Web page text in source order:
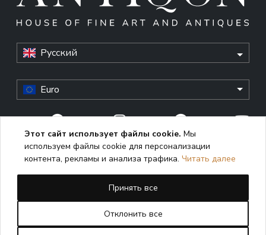
Русский
Euro
© Antiqon, 2026. All rights reserved. “Antiqon” and the
Antiqon logo are registered trademarks of Antiqonart.
Unauthorized use is strictly prohibited.
This website uses cookies to enhance user experience,
analyze performance, and ensure proper functioning. By
continuing to use this site, you consent to the use of cookies
in accordance with ourCookie Policy
Этот сайт использует файлы cookie. Мы
используем файлы cookie для персонализации
контента, рекламы и анализа трафика. Читать далее
Принять все
Отклонить все